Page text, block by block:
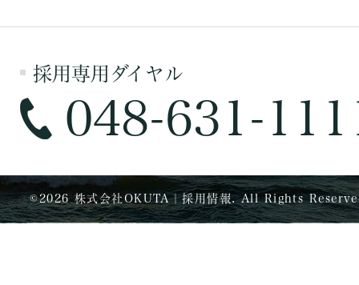
採用専用ダイヤル
048-631-
©2026 株式会社OKUTA｜採用情報. All Rights